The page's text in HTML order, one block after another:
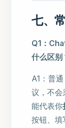
七、
Q1：
什么区别
A1：普
议，不会
能代表你
按钮、填